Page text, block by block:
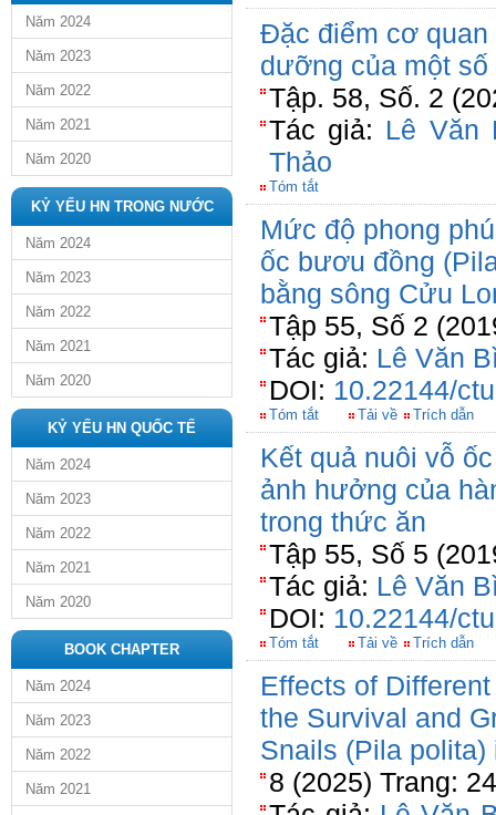
Năm 2024
Năm 2023
Năm 2022
Năm 2021
Năm 2020
KỶ YẾU HN TRONG NƯỚC
Năm 2024
Năm 2023
Năm 2022
Năm 2021
Năm 2020
KỶ YẾU HN QUỐC TẾ
Năm 2024
Năm 2023
Năm 2022
Năm 2021
Năm 2020
BOOK CHAPTER
Năm 2024
Năm 2023
Năm 2022
Năm 2021
Đặc điểm cơ quan
dưỡng của một
Tập. 58, Số. 2
Tác giả: Lê Văn
Thảo
Tóm tắt
Mức độ phong
ốc bươu đồng
bằng sông Cửu
Tập 55, Số 2
Tác giả: Lê Văn
DOI: 10.22144/
Tóm tắt Tải về Trích dẫn
Kết quả nuôi vỗ
ảnh hưởng của
trong thức ăn
Tập 55, Số 5
Tác giả: Lê Văn
DOI: 10.22144/
Tóm tắt Tải về Trích dẫn
Effects of
the Survival and
Snails (Pila
8 (2025) Trang: